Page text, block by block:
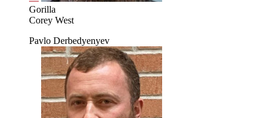
Gorilla
Corey West
Pavlo Derbedyenyev